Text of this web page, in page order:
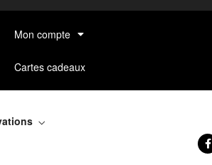
Mon compte
Cartes cadeaux